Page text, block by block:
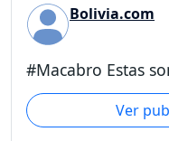
Bolivia.com
#Macabro Estas
Ver